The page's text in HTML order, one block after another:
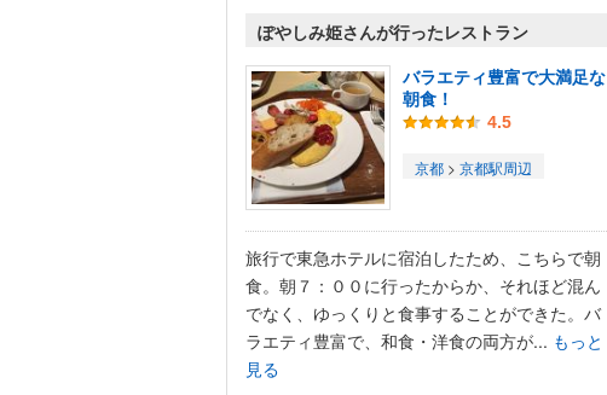
ぽやしみ姫さんが行ったレストラン
バラエティ豊富で大満足な
朝食！
4.5
京都 > 京都駅周辺
旅行で東急ホテルに宿泊したため、こちらで朝
食。朝７：００に行ったからか、それほど混ん
でなく、ゆっくりと食事することができた。バ
ラエティ豊富で、和食・洋食の両方が... もっと
見る